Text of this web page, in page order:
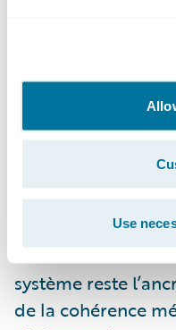
Use
des
substitution du
AI n’a pas
transactionnel.
Plus l’IA gagne
transactionnel
système reste
de la cohérence